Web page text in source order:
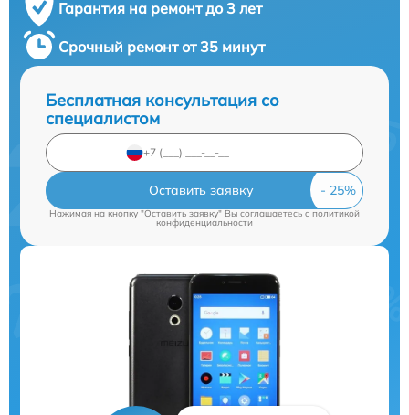
Гарантия на ремонт до 3 лет
Срочный ремонт от 35 минут
Бесплатная консультация со
специалистом
Оставить заявку
Нажимая на кнопку "Оставить заявку" Вы соглашаетесь cполитикой
конфиденциальности